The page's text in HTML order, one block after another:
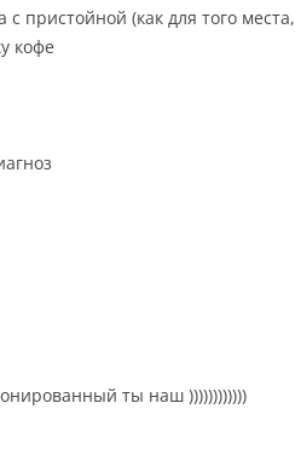
пристойной (как для того места,
кофе
ты наш ))))))))))))